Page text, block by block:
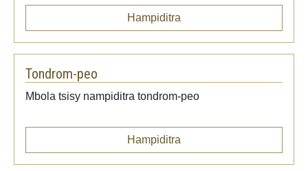
Hampiditra
Tondrom-peo
Mbola tsisy nampiditra tondrom-peo
Hampiditra